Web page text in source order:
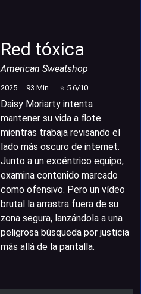
Red tóxica
American Sweatshop
2025 93 Min. ⭐ 5.6/10
Daisy Moriarty intenta
mantener su vida a flote
mientras trabaja revisando el
lado más oscuro de internet.
Junto a un excéntrico equipo,
examina contenido marcado
como ofensivo. Pero un vídeo
brutal la arrastra fuera de su
zona segura, lanzándola a una
peligrosa búsqueda por justicia
más allá de la pantalla.